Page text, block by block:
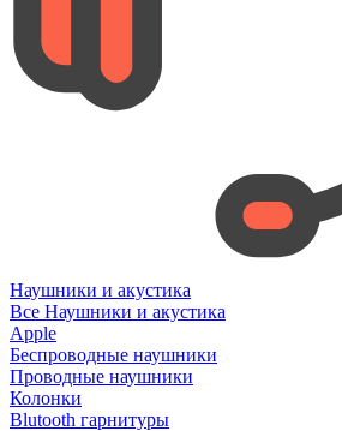
Наушники и акустика
Все Наушники и акустика
Apple
Беспроводные наушники
Проводные наушники
Колонки
Blutooth гарнитуры